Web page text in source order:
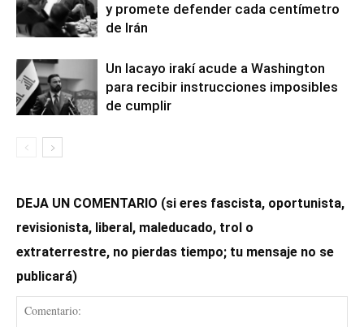
y promete defender cada centímetro
de Irán
Un lacayo irakí acude a Washington
para recibir instrucciones imposibles
de cumplir
DEJA UN COMENTARIO (si eres fascista, oportunista,
revisionista, liberal, maleducado, trol o
extraterrestre, no pierdas tiempo; tu mensaje no se
publicará)